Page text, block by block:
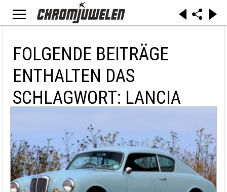
FOLGENDE BEITRÄGE
ENTHALTEN DAS
SCHLAGWORT: LANCIA